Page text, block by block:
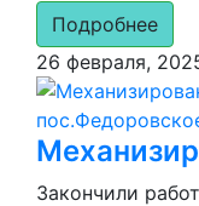
Подробнее
26 февраля,
Закончили